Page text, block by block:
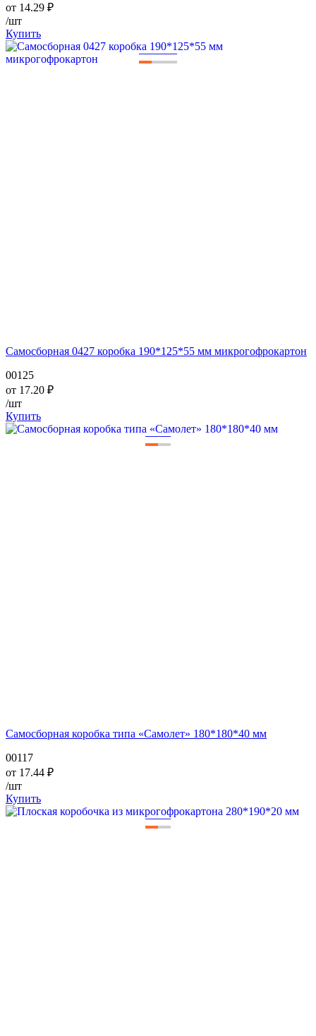
от 14.29 ₽
/шт
Купить
———
Самосборная 0427 коробка 190*125*55 мм микрогофрокартон
00125
от 17.20 ₽
/шт
Купить
——
Самосборная коробка типа «Самолет» 180*180*40 мм
00117
от 17.44 ₽
/шт
Купить
——